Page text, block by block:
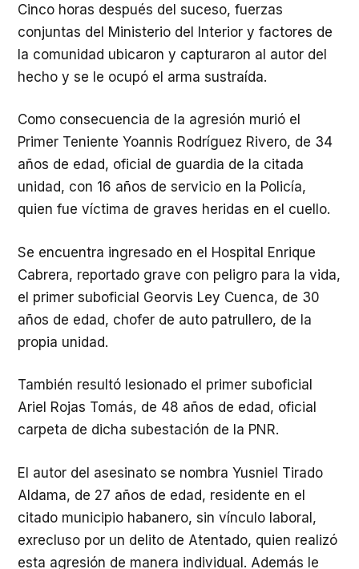
Cinco horas después del suceso, fuerzas
conjuntas del Ministerio del Interior y factores de
la comunidad ubicaron y capturaron al autor del
hecho y se le ocupó el arma sustraída.
Como consecuencia de la agresión murió el
Primer Teniente Yoannis Rodríguez Rivero, de 34
años de edad, oficial de guardia de la citada
unidad, con 16 años de servicio en la Policía,
quien fue víctima de graves heridas en el cuello.
Se encuentra ingresado en el Hospital Enrique
Cabrera, reportado grave con peligro para la vida,
el primer suboficial Georvis Ley Cuenca, de 30
años de edad, chofer de auto patrullero, de la
propia unidad.
También resultó lesionado el primer suboficial
Ariel Rojas Tomás, de 48 años de edad, oficial
carpeta de dicha subestación de la PNR.
El autor del asesinato se nombra Yusniel Tirado
Aldama, de 27 años de edad, residente en el
citado municipio habanero, sin vínculo laboral,
exrecluso por un delito de Atentado, quien realizó
esta agresión de manera individual. Además le